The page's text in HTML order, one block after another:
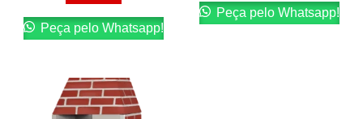
Peça pelo Whatsapp!
Peça pelo Whatsapp!